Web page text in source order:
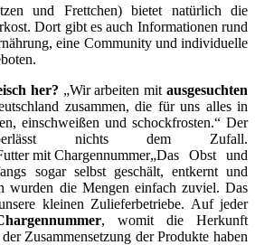
und Frettchen) bietet natürlich die
Dort gibt es auch Informationen rund
eine Community und individuelle
her? „Wir arbeiten mitausgesuchten
zusammen, die für uns alles in
einschweißen und schockfrosten.“ Der
nichts dem Zufall.
„Das Obst und
sogar selbst geschält, entkernt und
wurden die Mengen einfach zuviel. Das
kleinen Zulieferbetriebe. Auf jeder
, womit die Herkunft
Zusammensetzung der Produkte haben